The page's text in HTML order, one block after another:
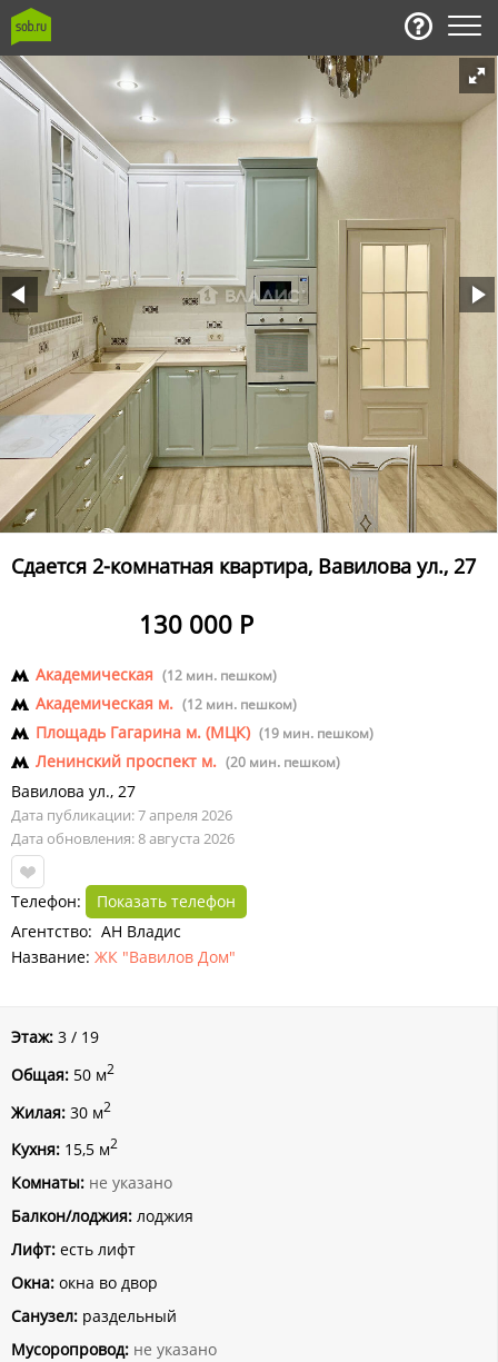
Сдается 2-комнатная квартира, Вавилова ул., 27
130 000 Р
Академическая (12 мин. пешком)
Академическая м. (12 мин. пешком)
Площадь Гагарина м. (МЦК) (19 мин. пешком)
Ленинский проспект м. (20 мин. пешком)
Вавилова ул., 27
Дата публикации: 7 апреля 2026
Дата обновления: 8 августа 2026
Телефон:
Показать телефон
Агентство: АН Владис
Название: ЖК "Вавилов Дом"
Этаж: 3 / 19
Общая: 50 м2
Жилая: 30 м2
Кухня: 15,5 м2
Комнаты: не указано
Балкон/лоджия: лоджия
Лифт: есть лифт
Окна: окна во двор
Санузел: раздельный
Мусоропровод: не указано